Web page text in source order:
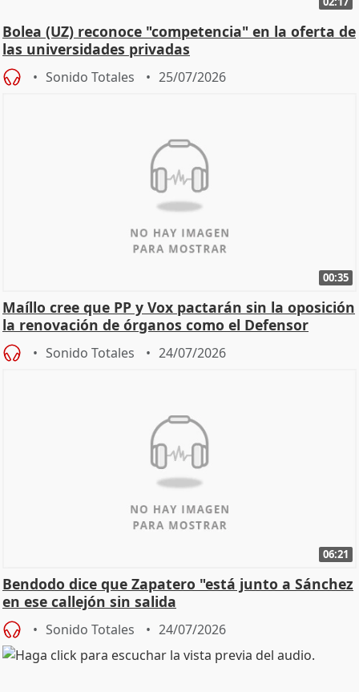
Bolea (UZ) reconoce "competencia" en la oferta de
las universidades privadas
Sonido Totales 25/07/2026
00:35
Maíllo cree que PP y Vox pactarán sin la oposición
la renovación de órganos como el Defensor
Sonido Totales 24/07/2026
06:21
Bendodo dice que Zapatero "está junto a Sánchez
en ese callejón sin salida
Sonido Totales 24/07/2026